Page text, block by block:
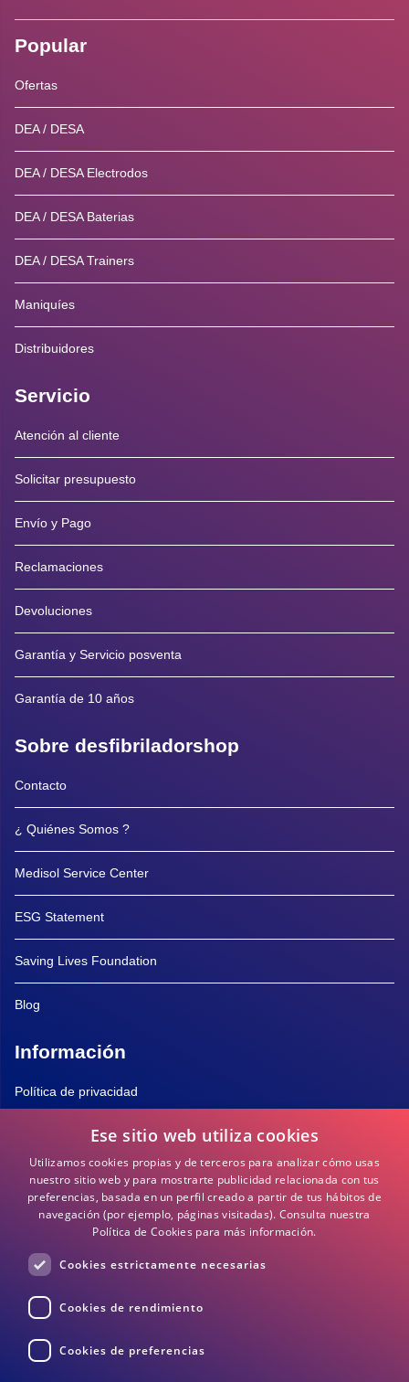
Popular
Ofertas
DEA / DESA
DEA / DESA Electrodos
DEA / DESA Baterias
DEA / DESA Trainers
Maniquíes
Distribuidores
Servicio
Atención al cliente
Solicitar presupuesto
Envío y Pago
Reclamaciones
Devoluciones
Garantía y Servicio posventa
Garantía de 10 años
Sobre desfibriladorshop
Contacto
¿ Quiénes Somos ?
Medisol Service Center
ESG Statement
Saving Lives Foundation
Blog
Información
Política de privacidad
Política de Cookies
Términos y Condiciones
Preguntas frecuentes
DEA / DESA Información
Ese sitio web utiliza cookies
Utilizamos cookies propias y de terceros para analizar cómo usas
nuestro sitio web y para mostrarte publicidad relacionada con tus
preferencias, basada en un perfil creado a partir de tus hábitos de
navegación (por ejemplo, páginas visitadas). Consulta nuestra
Política de Cookies para más información.
Cookies estrictamente necesarias
Cookies de rendimiento
Cookies de preferencias